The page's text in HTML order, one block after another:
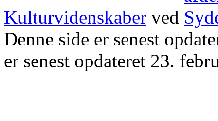
Kulturvidenskaber ved
Denne side er senest
er senest opdateret 23.